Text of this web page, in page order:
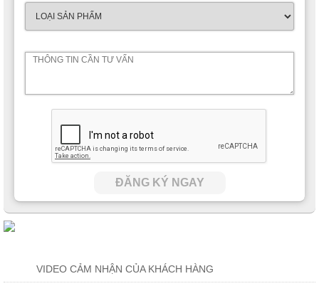
ĐĂNG KÝ NGAY
VIDEO CẢM NHẬN CỦA KHÁCH HÀNG